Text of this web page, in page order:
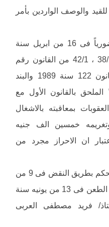
والوصف الواردين بأمر
والمحكمة المذكورة قضت حضورياً فى 16 من ابريل سنة
1995 عملاً بالمواد 29، 16 ، 38/1 ، 42/1 من القانون رقم
182 لسنة 1960 المعدل بالقانون 122 سنة 1989 والبند
بالقانون الأول مع
قانون العقوبات بمعاقبته بالاشغال
خمسين الف جنيه
ان الاحراز مجرد من
فطعن المحكوم عليه فى هذا الحكم بطريق النقض فى 9 من
مايو سنة 1995 وقدمت اسباب الطعن فى 13 من يونيه سنة
فريد مصطفى العربى